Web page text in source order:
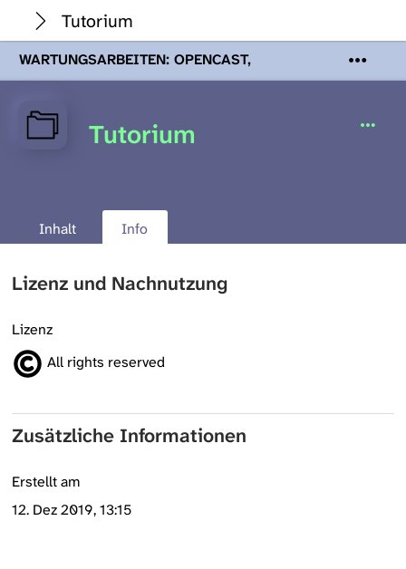
Tutorium
WARTUNGSARBEITEN: OPENCAST,
PODCASTS & TOBIRA
Mi 19. August
Wartungsarbeiten an den Opencast-
Servern werden Ihnen Podcasts,
Tutorium
Inhalt Info
Lizenz und Nachnutzung
Lizenz
All rights reserved
Zusätzliche Informationen
Erstellt am
12. Dez 2019, 13:15